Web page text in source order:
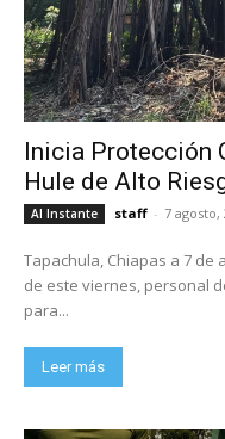
Inicia Protección
Hule de Alto
Al Instante staff - 7 agosto,
Tapachula, Chiapas a 7 de
de este viernes, personal
para...
Leer más